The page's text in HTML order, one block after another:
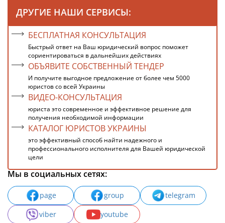
ДРУГИЕ НАШИ СЕРВИСЫ:
БЕСПЛАТНАЯ КОНСУЛЬТАЦИЯ
Быстрый ответ на Ваш юридический вопрос поможет
сориентироваться в дальнейших действиях
ОБЪЯВИТЕ СОБСТВЕННЫЙ ТЕНДЕР
И получите выгодное предложение от более чем 5000
юристов со всей Украины
ВИДЕО-КОНСУЛЬТАЦИЯ
юриста это современное и эффективное решение для
получения необходимой информации
КАТАЛОГ ЮРИСТОВ УКРАИНЫ
это эффективный способ найти надежного и
профессионального исполнителя для Вашей юридической
цели
Мы в социальных сетях:
page group
telegram
viber
youtube